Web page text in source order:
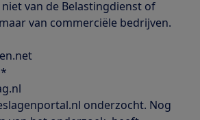
van de Belastingdienst of
van commerciële bedrijven.
onderzocht. Nog